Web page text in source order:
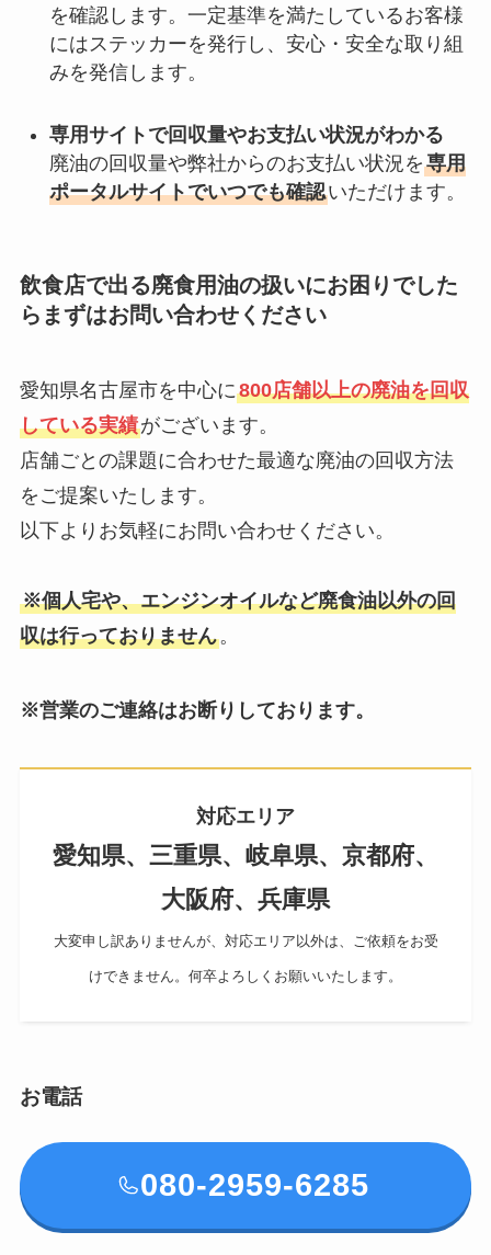
を確認します。一定基準を満たしているお客様
にはステッカーを発行し、安心・安全な取り組
みを発信します。
専用サイトで回収量やお支払い状況がわかる
廃油の回収量や弊社からのお支払い状況を専用
ポータルサイトでいつでも確認いただけます。
飲食店で出る廃食用油の扱いにお困りでした
らまずはお問い合わせください
愛知県名古屋市を中心に800店舗以上の廃油を回収
している実績がございます。
店舗ごとの課題に合わせた最適な廃油の回収方法
をご提案いたします。
以下よりお気軽にお問い合わせください。
※個人宅や、エンジンオイルなど廃食油以外の回
収は行っておりません。
※営業のご連絡はお断りしております。
対応エリア
愛知県、三重県、岐阜県、京都府、
大阪府、兵庫県
大変申し訳ありませんが、対応エリア以外は、ご依頼をお受
けできません。何卒よろしくお願いいたします。
お電話
080-2959-6285